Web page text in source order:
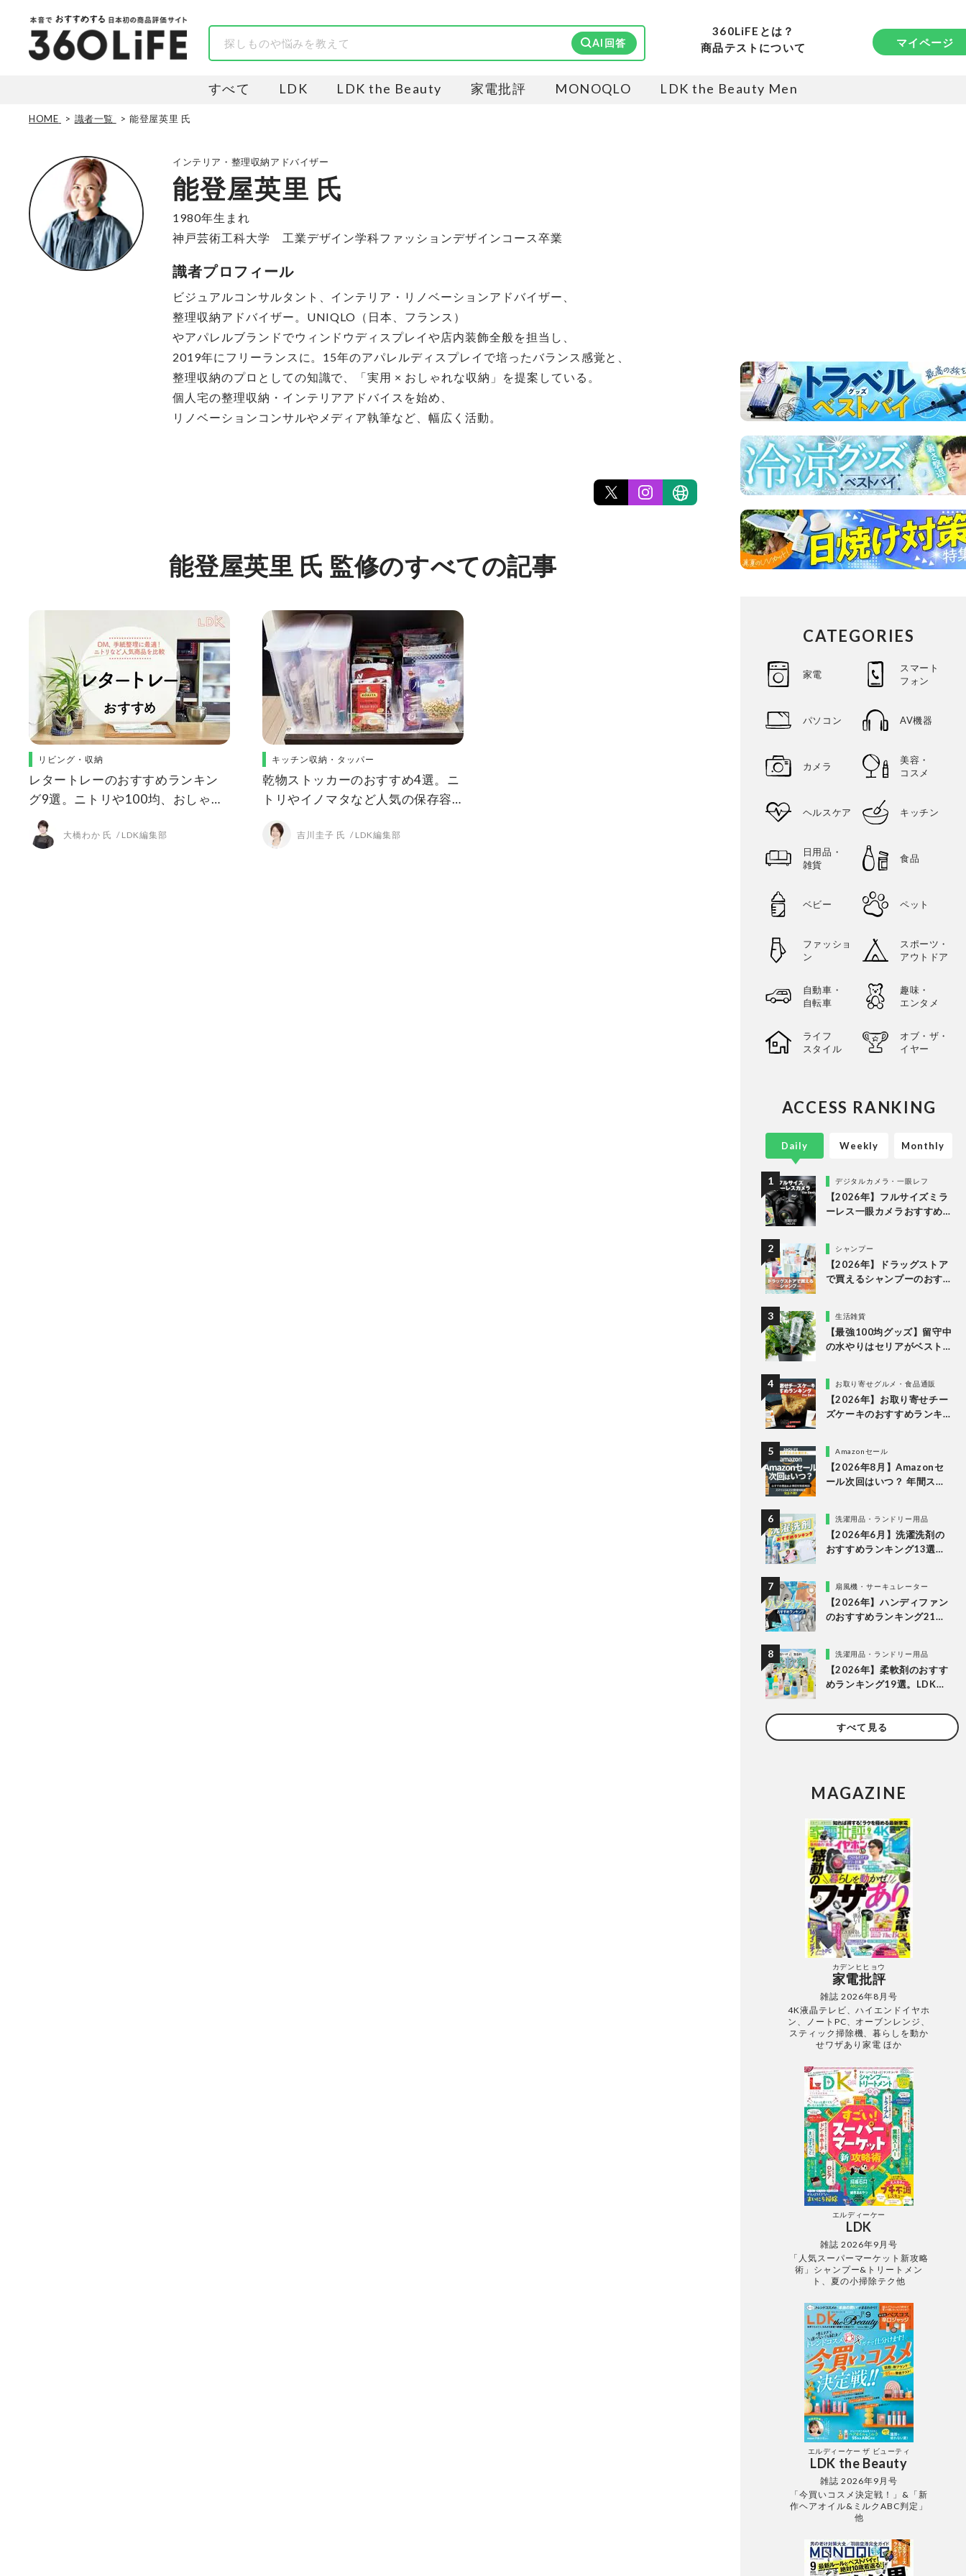
AI回答
360LiFEとは？
商品テストについて
マイページ
すべて LDK LDK the Beauty 家電批評 MONOQLO LDK the Beauty Men
HOME 識者一覧 能登屋英里 氏
インテリア・整理収納アドバイザー
能登屋英里 氏
1980年生まれ
神戸芸術工科大学 工業デザイン学科ファッションデザインコース卒業
識者プロフィール
ビジュアルコンサルタント、インテリア・リノベーションアドバイザー、
整理収納アドバイザー。UNIQLO（日本、フランス）
やアパレルブランドでウィンドウディスプレイや店内装飾全般を担当し、
2019年にフリーランスに。15年のアパレルディスプレイで培ったバランス感覚と、
整理収納のプロとしての知識で、「実用 × おしゃれな収納」を提案している。
個人宅の整理収納・インテリアアドバイスを始め、
リノベーションコンサルやメディア執筆など、幅広く活動。
能登屋英里 氏 監修のすべての記事
リビング・収納
レタートレーのおすすめランキン
グ9選。ニトリや100均、おしゃれ
な人気商品をLDKが比較
大橋わか 氏 LDK編集部
キッチン収納・タッパー
乾物ストッカーのおすすめ4選。ニ
トリやイノマタなど人気の保存容
器をLDKとプロが比較
吉川圭子 氏 LDK編集部
CATEGORIES
家電
スマート
フォン
パソコン AV機器
カメラ
美容・
コスメ
ヘルスケア キッチン
日用品・
雑貨
食品
ベビー ペット
ファッショ
ン
スポーツ・
アウトドア
自動車・
自転車
趣味・
エンタメ
ライフ
スタイル
オブ・ザ・
イヤー
ACCESS RANKING
Daily
デジタルカメラ・一眼レフ
【2026年】フルサイズミラ
ーレス一眼カメラおすすめ
シャンプー
【2026年】ドラッグストア
で買えるシャンプーのおす
比較生活雑貨
【最強100均グッズ】留守中
の水やりはセリアがベスト
お取り寄せグルメ・食品通販
【2026年】お取り寄せチー
ズケーキのおすすめランキ
Amazonセール
【2026年8月】Amazonセ
ール次回はいつ？ 年間スケ
洗濯用品・ランドリー用品
【2026年6月】洗濯洗剤の
おすすめランキング13選。
検証扇風機・サーキュレーター
【2026年】ハンディファン
のおすすめランキング21
比較洗濯用品・ランドリー用品
【2026年】柔軟剤のおすす
めランキング19選。LDKが
品を徹底比較
すべて見る
Weekly Monthly
MAGAZINE
カデンヒヒョウ
家電批評
雑誌 2026年8月号
4K液晶テレビ、ハイエンドイヤホ
ン、ノートPC、オーブンレンジ、
スティック掃除機、暮らしを動か
せワザあり家電 ほか
エルディーケー
LDK
雑誌 2026年9月号
「人気スーパーマーケット新攻略
術」シャンプー&トリートメン
ト、夏の小掃除テク他
エルディーケー ザ ビューティ
LDK the Beauty
雑誌 2026年9月号
「今買いコスメ決定戦！」&「新
作ヘアオイル&ミルクABC判定」
他